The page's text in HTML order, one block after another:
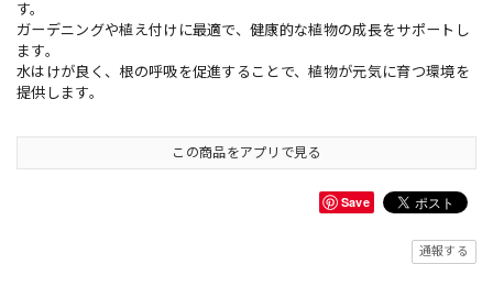
す。
ガーデニングや植え付けに最適で、健康的な植物の成長をサポートし
ます。
水はけが良く、根の呼吸を促進することで、植物が元気に育つ環境を
提供します。
この商品をアプリで見る
Save
通報する